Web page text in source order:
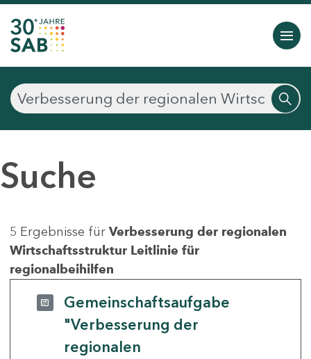
Suche
5 Ergebnisse für Verbesserung der regionalen
Wirtschaftsstruktur Leitlinie für
regionalbeihilfen
Gemeinschaftsaufgabe
"Verbesserung der
regionalen